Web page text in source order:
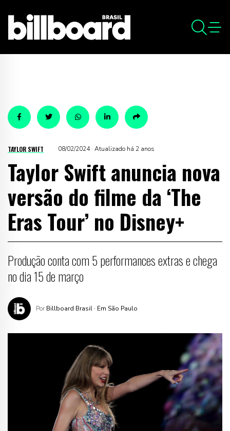
TAYLOR SWIFT 08/02/2024 · Atualizado há 2 anos
Taylor Swift anuncia nova
versão do filme da ‘The
Eras Tour’ no Disney+
Produção conta com 5 performances extras e chega
no dia 15 de março
Por Billboard Brasil · Em São Paulo